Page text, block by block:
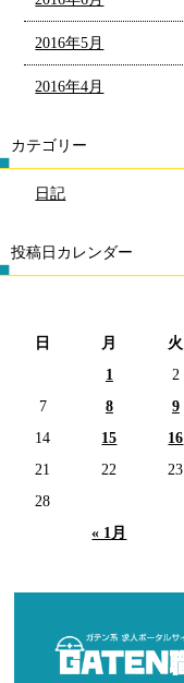
2016年5月
2016年4月
カテゴリー
日記
投稿日カレンダー
日 月 火
« 1月
1 2
7
8 9
14
15 16
21
22 23
28